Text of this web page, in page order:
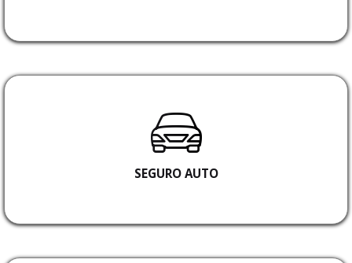
SEGURO AUTO